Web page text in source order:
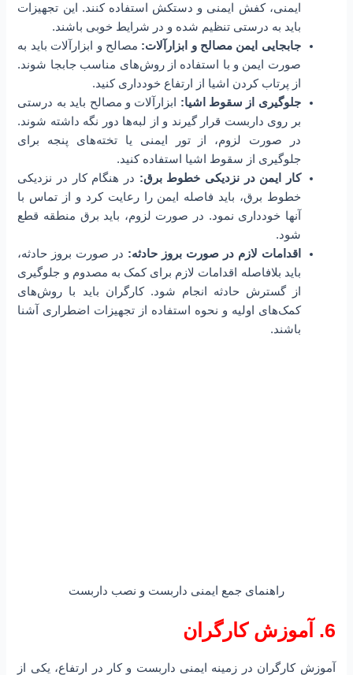
ایمنی، کفش ایمنی و دستکش استفاده کنند. این تجهیزات
باید به درستی تنظیم شده و در شرایط خوبی باشند.
جابجایی ایمن مصالح و ابزارآلات: مصالح و ابزارآلات باید به
صورت ایمن و با استفاده از روش‌های مناسب جابجا شوند.
از پرتاب کردن اشیا از ارتفاع خودداری کنید.
جلوگیری از سقوط اشیا: ابزارآلات و مصالح باید به درستی
بر روی داربست قرار گیرند و از لبه‌ها دور نگه داشته شوند.
در صورت لزوم، از تور ایمنی یا تخته‌های پنجه برای
جلوگیری از سقوط اشیا استفاده کنید.
کار ایمن در نزدیکی خطوط برق: در هنگام کار در نزدیکی
خطوط برق، باید فاصله ایمن را رعایت کرد و از تماس با
آنها خودداری نمود. در صورت لزوم، باید برق منطقه قطع
شود.
اقدامات لازم در صورت بروز حادثه: در صورت بروز حادثه،
باید بلافاصله اقدامات لازم برای کمک به مصدوم و جلوگیری
از گسترش حادثه انجام شود. کارگران باید با روش‌های
کمک‌های اولیه و نحوه استفاده از تجهیزات اضطراری آشنا
باشند.
راهنمای جمع ایمنی داربست و نصب داربست
6. آموزش کارگران
آموزش کارگران در زمینه ایمنی داربست و کار در ارتفاع، یکی از